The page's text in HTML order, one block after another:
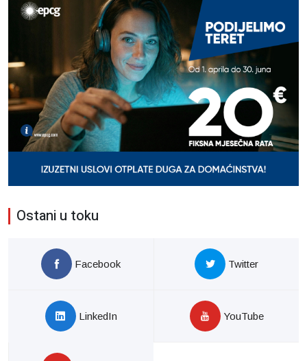
Ostani u toku
Facebook Twitter
LinkedIn YouTube